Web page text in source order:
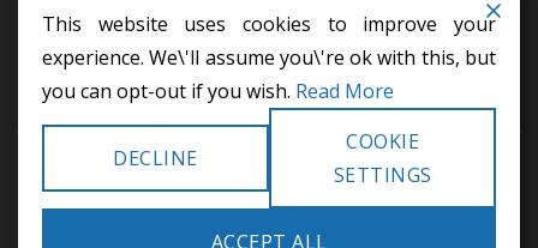
MENTIONS LÉGALES
POLITIQUE DE CONFIDENTIALITÉ
POLITIQUE DE CONFIDENTIALITÉ
©2024 Khodex - Le motard
POWERED BYSEPTERA
This website uses cookies to improve your
experience. We\'ll assume you\'re ok with this, but
you can opt-out if you wish. Read More
DECLINE
COOKIE
SETTINGS
ACCEPT ALL